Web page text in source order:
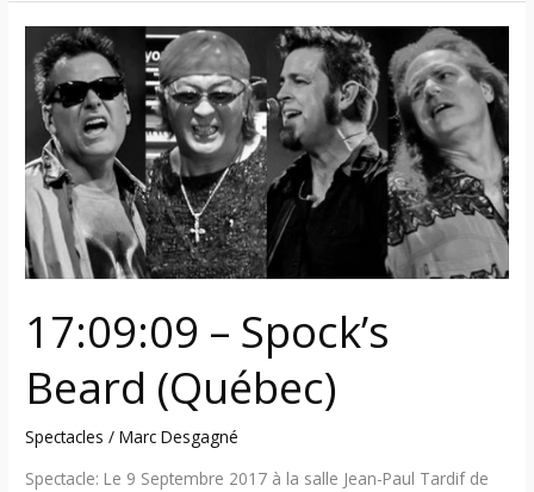
17:09:09 – Spock’s
Beard (Québec)
Spectacles /Marc Desgagné
Spectacle: Le 9 Septembre 2017 à la salle Jean-Paul Tardif de
17:09:09
–
Spock’s
Beard
(Québec)